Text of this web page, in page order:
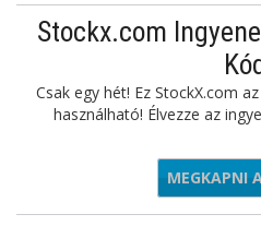
Stockx.com
Csak egy hét! Ez StockX.com
használható! Élvezze az
MEGKAPNI